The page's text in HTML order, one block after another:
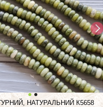
НАТУРАЛЬНИЙ К5658